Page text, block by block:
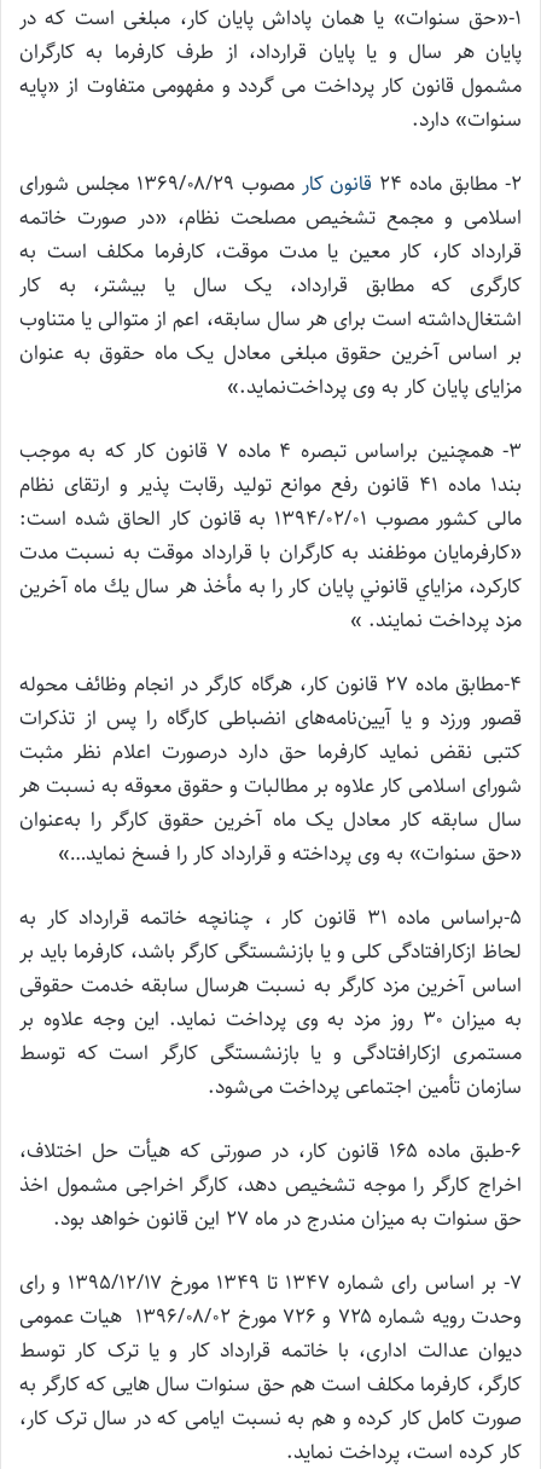
۱-«حق سنوات» یا همان پاداش پایان کار، مبلغی است که در
پایان هر سال و یا پایان قرارداد، از طرف کارفرما به کارگران
مشمول قانون کار پرداخت می گردد و مفهومی متفاوت از «پایه
سنوات» دارد.
۲- مطابق ‌ماده ۲۴ قانون کار
مصوب ۱۳۶۹/۰۸/۲۹ مجلس شورای
اسلامی و مجمع تشخيص مصلحت نظام، «در صورت خاتمه
قرارداد کار، کار معین یا مدت موقت، کارفرما مکلف است به
کارگری که مطابق قرارداد، یک سال یا بیشتر، به کار
اشتغال‌داشته است برای هر سال سابقه، اعم از متوالی یا متناوب
بر اساس آخرین حقوق مبلغی معادل یک ماه حقوق به عنوان
مزایای پایان کار به وی پرداخت‌نماید.»
۳- همچنین براساس تبصره ۴ ماده ۷ قانون کار که به موجب
بند۱ ماده ۴۱ قانون رفع موانع تولید رقابت پذیر و ارتقای نظام
مالی کشور مصوب ۱۳۹۴/۰۲/۰۱ به قانون کار الحاق شده است:
«كارفرمايان موظفند به كارگران با قرارداد موقت به نسبت مدت
كاركرد، مزاياي قانوني پايان ‌كار را به مأخذ هر سال يك‌ ماه آخرين
مزد پرداخت نمايند. »
۴-‌مطابق ماده ۲۷ قانون کار، هر‌گاه کارگر در انجام وظائف محوله
قصور ورزد و یا آیین‌نامه‌های انضباطی کارگاه را پس از تذکرات
کتبی نقض نماید کارفرما حق دارد در‌صورت اعلام نظر مثبت
شورای اسلامی کار علاوه بر مطالبات و حقوق معوقه به نسبت هر
سال سابقه کار معادل یک ماه آخرین حقوق کارگر را به‌عنوان
«‌حق سنوات» به وی پرداخته و قرارداد کار را فسخ نماید…»
۵-براساس ‌ماده ۳۱ قانون کار ، چنانچه خاتمه قرارداد کار به
لحاظ ازکارافتادگی کلی و یا بازنشستگی کارگر باشد، کارفرما باید بر
اساس آخرین مزد کارگر به نسبت هر‌سال سابقه خدمت حقوقی
به میزان ۳۰ روز مزد به وی پرداخت نماید. ‌این وجه علاوه بر
مستمری ازکارافتادگی و یا بازنشستگی کارگر است که توسط
سازمان تأمین اجتماعی پرداخت می‌شود.
۶-طبق ماده ۱۶۵ قانون کار، در صورتی که هیأت حل اختلاف،
اخراج کارگر را موجه تشخیص دهد، کارگر اخراجی مشمول اخذ
حق سنوات به میزان مندرج در ماه ۲۷ این قانون خواهد بود.
۷- بر اساس رای شماره ۱۳۴۷ تا ۱۳۴۹ مورخ ۱۳۹۵/۱۲/۱۷ و رای
وحدت رویه شماره ۷۲۵ و ۷۲۶ مورخ ۱۳۹۶/۰۸/۰۲ هیات عمومی
دیوان عدالت اداری، با خاتمه قرارداد کار و یا ترک کار توسط
کارگر، کارفرما مکلف است هم حق سنوات سال هایی که کارگر به
صورت کامل کار کرده و هم به نسبت ایامی که در سال ترک کار،
کار کرده است، پرداخت نماید.